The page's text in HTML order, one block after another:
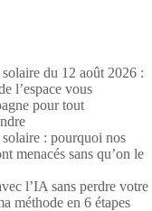
du 12 août 2026 :
l’espace vous
pour tout
: pourquoi nos
menacés sans qu’on le
l’IA sans perdre votre
méthode en 6 étapes